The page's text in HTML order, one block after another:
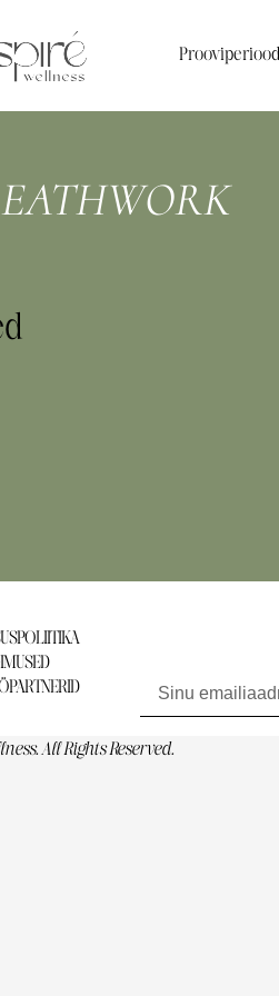
Prooviperiood
All Rights Reserved.